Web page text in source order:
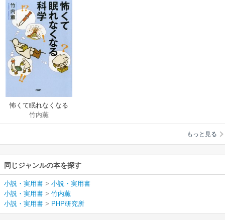
怖くて眠れなくなる
科学
竹内薫
もっと見る
同じジャンルの本を探す
小説・実用書 > 小説・実用書
小説・実用書 > 竹内薫
小説・実用書 > PHP研究所